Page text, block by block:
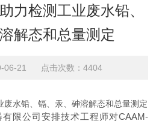
力检测工业废水铅、
解态和总量测定
06-21 点击次数：4404
水铅、镉、汞、砷溶解态和总量测定
限公司安排技术工程师对CAAM-